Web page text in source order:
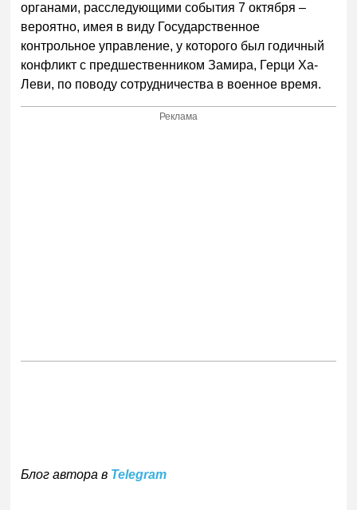
органами, расследующими события 7 октября –
вероятно, имея в виду Государственное
контрольное управление, у которого был годичный
конфликт с предшественником Замира, Герци Ха-
Леви, по поводу сотрудничества в военное время.
Реклама
Блог автора в Telegram